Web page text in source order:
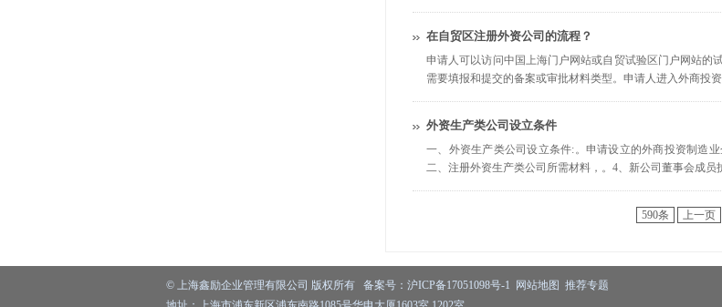
在自贸区注册外资公司的流程？
申请人可以访问中国上海门户网站或自贸试验区门户网站
需要填报和提交的备案或审批材料类型。申请人进入外商投
外资生产类公司设立条件
一、外资生产类公司设立条件:。申请设立的外商投资制造
二、注册外资生产类公司所需材料，。4、新公司董事会成
590条 上一页
© 上海鑫励企业管理有限公司 版权所有 备案号： 沪ICP备17051098号-1 网站地图 推荐专题